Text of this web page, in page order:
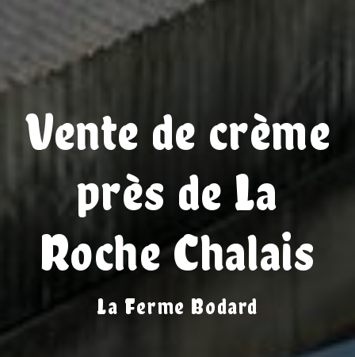
Vente de crème
près de La
Roche Chalais
La Ferme Bodard